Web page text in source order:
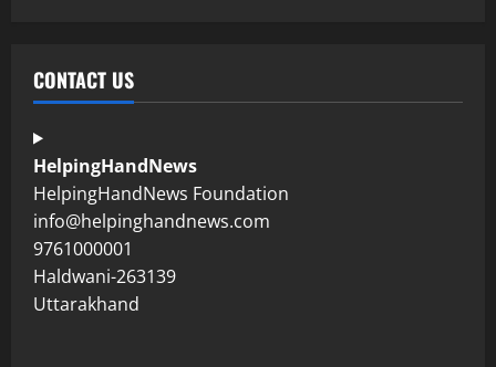
CONTACT US
HelpingHandNews
HelpingHandNews Foundation
info@helpinghandnews.com
9761000001
Haldwani-263139
Uttarakhand